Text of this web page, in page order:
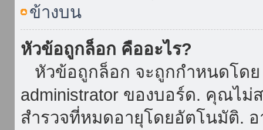
ข้างบน
หัวข้อถูกล็อก คืออะไร?
หัวข้อถูกล็อก จะถูกกำหนดโดย
administrator ของบอร์ด. คุณไ
สำรวจที่หมดอายุโดยอัตโนมัติ.